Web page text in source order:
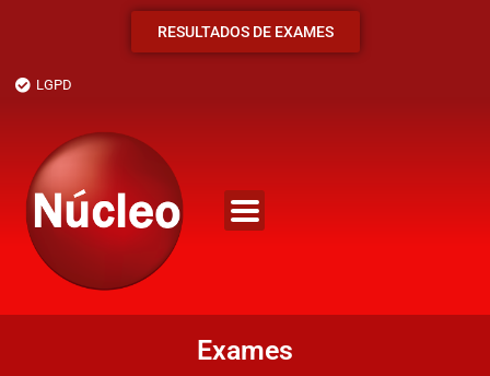
RESULTADOS DE EXAMES
LGPD
Exames